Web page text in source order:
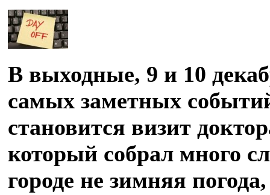
В выходные, 9 и 10
самых заметных
становится визит
который собрал много
городе не зимняя